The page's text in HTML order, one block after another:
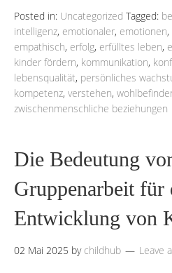
Posted in: Uncategorized Tagged:
intelligenz, emotionaler, emotionen,
empathisch, erfolg, erfülltes leben,
kinder fördern, kommunikation,
lebensqualität, persönliches
kompetenz, verstehen,
zwischenmenschliche beziehungen
Die Bedeutung
Gruppenarbeit für
Entwicklung von
02 Mai 2025 by childhub Leave